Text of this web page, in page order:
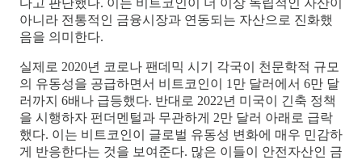
다고 판단했다. 이는 비트코인이 더 이상 독립적인 자산이
아니라 전통적인 금융시장과 연동되는 자산으로 진화했
음을 의미한다.
실제로 2020년 코로나 팬데믹 시기 각국이 천문학적 규모
의 유동성을 공급하면서 비트코인이 1만 달러에서 6만 달
러까지 6배나 급등했다. 반대로 2022년 미국이 긴축 정책
을 시행하자 펀더멘털과 무관하게 2만 달러 아래로 급락
했다. 이는 비트코인이 글로벌 유동성 변화에 매우 민감하
게 반응한다는 것을 보여준다. 많은 이들이 안전자산인 금